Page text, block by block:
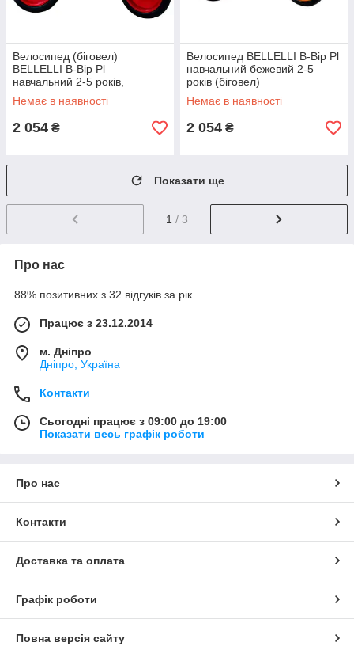
Велосипед (біговел)
BELLELLI B-Bip Pl
навчальний 2-5 років,
пластикмас. Біло-червоний
Немає в наявності
2 054 ₴
Велосипед BELLELLI B-Bip Pl
навчальний бежевий 2-5
років (біговел)
Немає в наявності
2 054 ₴
Показати ще
1 / 3
Про нас
88% позитивних з 32 відгуків за рік
Працює з 23.12.2014
м. Дніпро
Дніпро, Україна
Контакти
Сьогодні працює з 09:00 до 19:00
Показати весь графік роботи
Про нас
Контакти
Доставка та оплата
Графік роботи
Повна версія сайту